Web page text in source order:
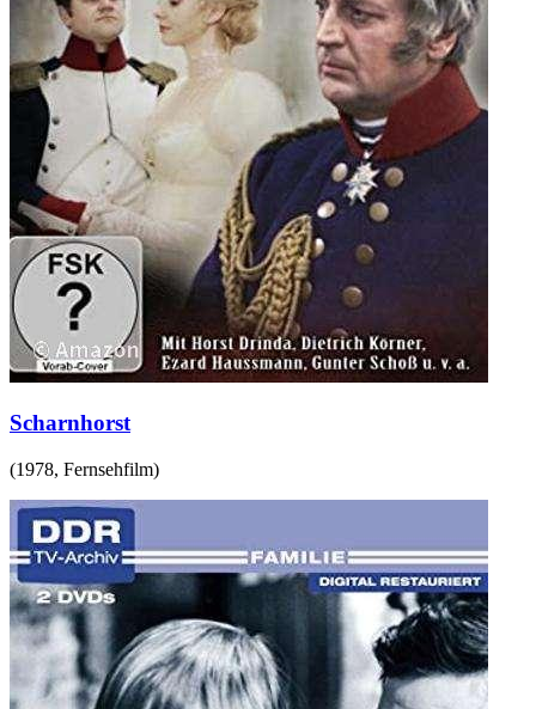
Scharnhorst
(1978, Fernsehfilm)